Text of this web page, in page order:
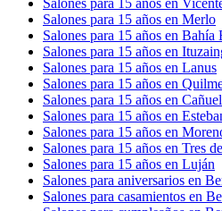
Salones para 15 años en
Salones para 15 años en Merlo
Salones para 15 años en Bahía
Salones para 15 años en
Salones para 15 años en Lanus
Salones para 15 años en
Salones para 15 años en
Salones para 15 años en
Salones para 15 años en
Salones para 15 años en Tres
Salones para 15 años en Luján
Salones para aniversarios en
Salones para casamientos en